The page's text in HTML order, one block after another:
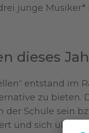
junge Musiker*
dieses
entstand im
zu bieten.
Schule sein
und sich über